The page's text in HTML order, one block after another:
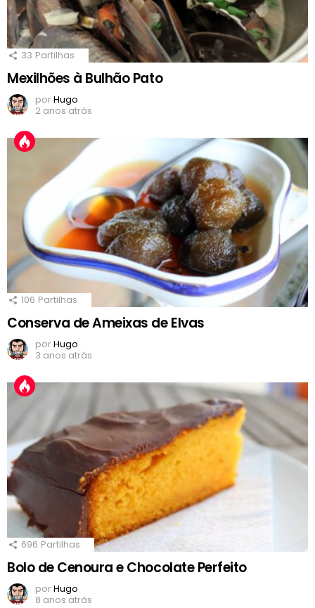
33 Partilhas
Mexilhões à Bulhão Pato
porHugo
2 anos atrás
106 Partilhas
Conserva de Ameixas de Elvas
porHugo
3 anos atrás
696 Partilhas
Bolo de Cenoura e Chocolate Perfeito
porHugo
8 anos atrás